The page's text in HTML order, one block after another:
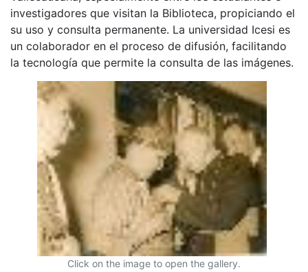
investigadores que visitan la Biblioteca, propiciando el
su uso y consulta permanente. La universidad Icesi es
un colaborador en el proceso de difusión, facilitando
la tecnología que permite la consulta de las imágenes.
Click on the image to open the gallery.